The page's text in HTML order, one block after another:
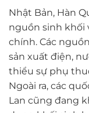
Nhật Bản, Hàn
nguồn sinh khối
chính. Các
sản xuất điện,
thiểu sự phụ
Ngoài ra, các
Lan cũng đang